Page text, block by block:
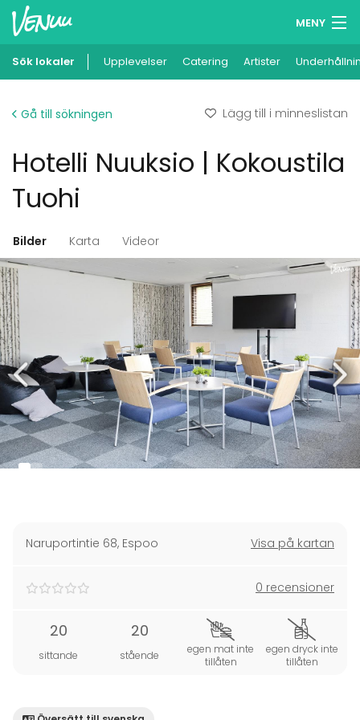
MENY
Minneslista
Lägg till din lokal
Sök lokaler Upplevelser Catering Artister
Gå till sökningen Lägg till i minneslistan
Hotelli Nuuksio | Kokoustila
Tuohi
Bilder Karta Videor
Naruportintie 68, Espoo Visa på kartan
0 recensioner
20
sittande
20
stående
egen mat inte
tillåten
egen dryck inte
tillåten